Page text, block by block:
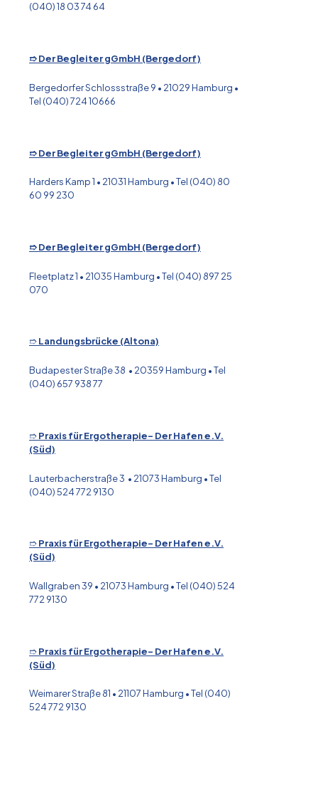
(040) 18 03 74 64
➱ Der Begleiter gGmbH (Bergedorf)
Bergedorfer Schlossstraße 9 • 21029 Hamburg •
Tel (040) 724 10666
➱ Der Begleiter gGmbH (Bergedorf)
Harders Kamp 1 • 21031 Hamburg • Tel (040) 80
60 99 230
➱ Der Begleiter gGmbH (Bergedorf)
Fleetplatz 1 • 21035 Hamburg • Tel (040) 897 25
070
➱Landungsbrücke (Altona)
Budapester Straße 38 • 20359 Hamburg • Tel
(040) 657 938 77
➱Praxis für Ergotherapie- Der Hafen e.V.
(Süd)
Lauterbacherstraße 3 • 21073 Hamburg • Tel
(040) 524 772 9130
➱Praxis für Ergotherapie- Der Hafen e.V.
(Süd)
Wallgraben 39 • 21073 Hamburg • Tel (040) 524
772 9130
➱Praxis für Ergotherapie- Der Hafen e.V.
(Süd)
Weimarer Straße 81 • 21107 Hamburg • Tel (040)
524 772 9130